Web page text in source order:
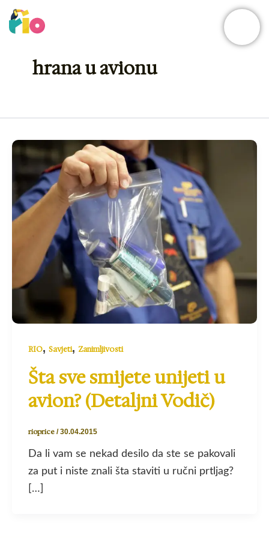
Skip
to
hrana u avionu
RIO, Savjeti, Zanimljivosti
Šta sve smijete unijeti u
avion? (Detaljni Vodič)
rioprice /30.04.2015
Da li vam se nekad desilo da ste se pakovali
za put i niste znali šta staviti u ručni prtljag?
[…]